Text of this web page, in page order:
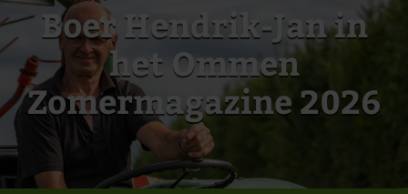
Boer Hendrik-Jan in
het Ommen
Zomermagazine 2026